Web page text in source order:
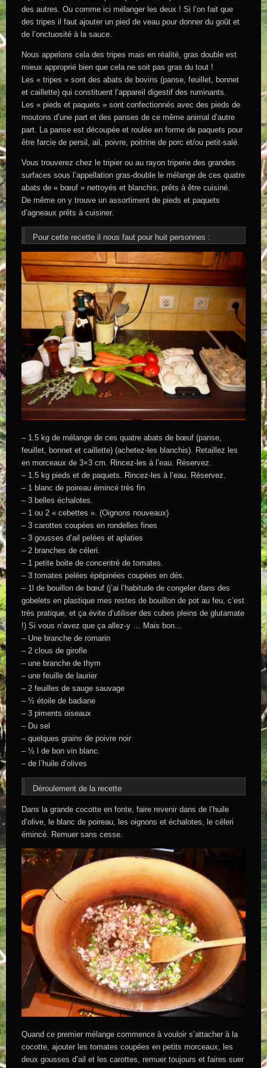
des autres. Ou comme ici mélanger les deux ! Si l’on fait que
des tripes il faut ajouter un pied de veau pour donner du goût et
de l’onctuosité à la sauce.
Nous appelons cela des tripes mais en réalité, gras double est
mieux approprié bien que cela ne soit pas gras du tout !
Les « tripes » sont des abats de bovins (panse, feuillet, bonnet
et caillette) qui constituent l’appareil digestif des ruminants.
Les « pieds et paquets » sont confectionnés avec des pieds de
moutons d’une part et des panses de ce même animal d’autre
part. La panse est découpée et roulée en forme de paquets pour
être farcie de persil, ail, poivre, poitrine de porc et/ou petit-salé.
Vous trouverez chez le tripier ou au rayon triperie des grandes
surfaces sous l’appellation gras-double le mélange de ces quatre
abats de « bœuf » nettoyés et blanchis, prêts à être cuisiné.
De même on y trouve un assortiment de pieds et paquets
d’agneaux prêts à cuisiner.
Pour cette recette il nous faut pour huit personnes :
– 1.5 kg de mélange de ces quatre abats de bœuf (panse,
feuillet, bonnet et caillette) (achetez-les blanchis). Retaillez les
en morceaux de 3×3 cm. Rincez-les à l’eau. Réservez.
– 1.5 kg pieds et de paquets. Rincez-les à l’eau. Réservez.
– 1 blanc de poireau émincé très fin
– 3 belles échalotes.
– 1 ou 2 « cebettes ». (Oignons nouveaux)
– 3 carottes coupées en rondelles fines
– 3 gousses d’ail pelées et aplaties
– 2 branches de céleri.
– 1 petite boite de concentré de tomates.
– 3 tomates pelées épépinées coupées en dés.
– 1l de bouillon de bœuf (j’ai l’habitude de congeler dans des
gobelets en plastique mes restes de bouillon de pot au feu, c’est
très pratique, et ça évite d’utiliser des cubes pleins de glutamate
!) Si vous n’avez que ça allez-y … Mais bon…
– Une branche de romarin
– 2 clous de girofle
– une branche de thym
– une feuille de laurier
– 2 feuilles de sauge sauvage
– ½ étoile de badiane
– 3 piments oiseaux
– Du sel
– quelques grains de poivre noir
– ½ l de bon vin blanc.
– de l’huile d’olives
Déroulement de la recette
Dans la grande cocotte en fonte, faire revenir dans de l’huile
d’olive, le blanc de poireau, les oignons et échalotes, le céleri
émincé. Remuer sans cesse.
Quand ce premier mélange commence à vouloir s’attacher à la
cocotte, ajouter les tomates coupées en petits morceaux, les
deux gousses d’ail et les carottes, remuer toujours et faires suer